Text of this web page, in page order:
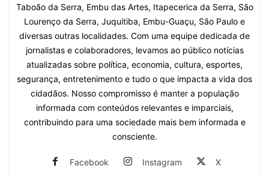
Taboão da Serra, Embu das Artes, Itapecerica da Serra, São
Lourenço da Serra, Juquitiba, Embu-Guaçu, São Paulo e
diversas outras localidades. Com uma equipe dedicada de
jornalistas e colaboradores, levamos ao público notícias
atualizadas sobre política, economia, cultura, esportes,
segurança, entretenimento e tudo o que impacta a vida dos
cidadãos. Nosso compromisso é manter a população
informada com conteúdos relevantes e imparciais,
contribuindo para uma sociedade mais bem informada e
consciente.
Facebook Instagram X